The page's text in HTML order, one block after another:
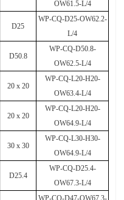
OW61.5-L/4
D25
WP-CQ-D25-OW62.2-
L/4
D50.8
WP-CQ-D50.8-
OW62.5-L/4
20 x 20
WP-CQ-L20-H20-
OW63.4-L/4
20 x 20
WP-CQ-L20-H20-
OW64.9-L/4
30 x 30
WP-CQ-L30-H30-
OW64.9-L/4
D25.4
WP-CQ-D25.4-
OW67.3-L/4
WP-CQ-D47-OW67.3-